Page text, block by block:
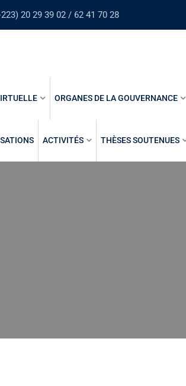
20 29 39 02 / 62 41 70 28
ORGANES DE LA GOUVERNANCE
ACTIVITÉS THÈSES SOUTENUES